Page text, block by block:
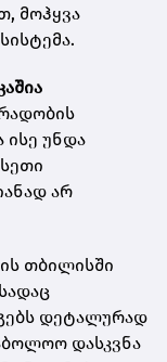
მოჰყვა
ისე უნდა
არ
თბილისში
დეტალურად
დასკვნა